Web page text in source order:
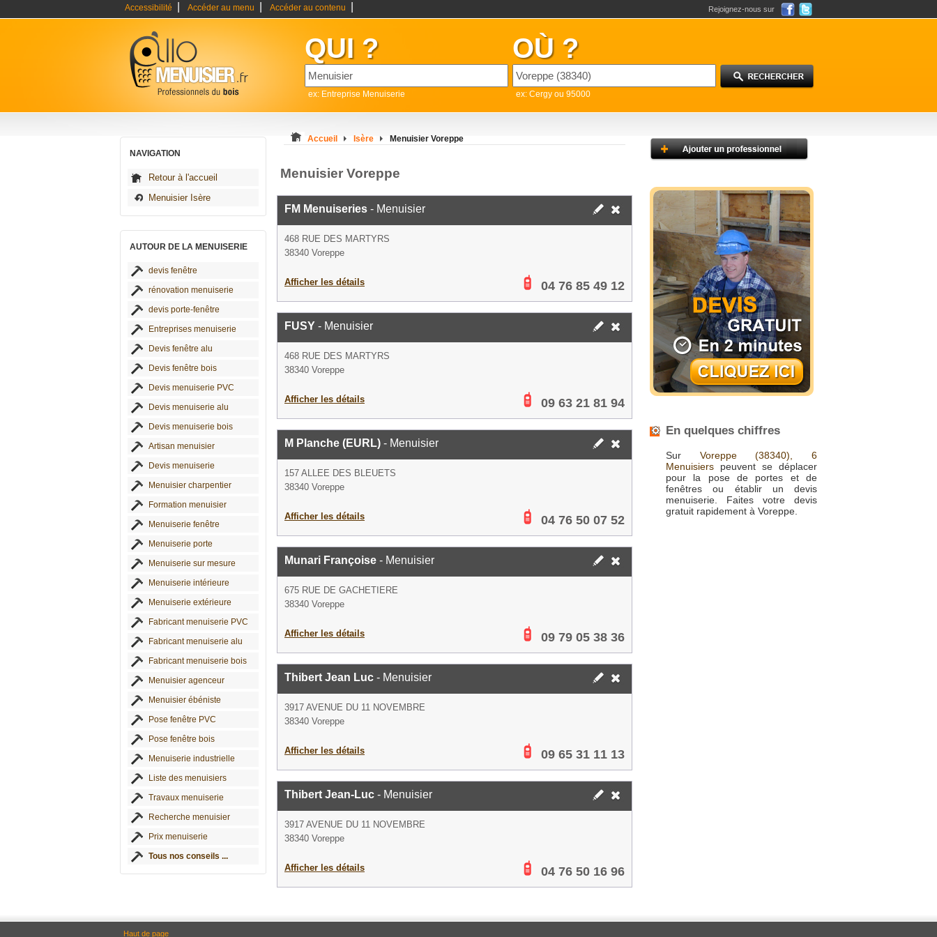
Accessibilité Accéder au menu Accéder au contenu Rejoignez-nous sur
QUI ?
ex: Entreprise Menuiserie
OÙ ?
ex: Cergy ou 95000
NAVIGATION
Retour à l'accueil
Menuisier Isère
AUTOUR DE LA MENUISERIE
devis fenêtre
rénovation menuiserie
devis porte-fenêtre
Entreprises menuiserie
Devis fenêtre alu
Devis fenêtre bois
Devis menuiserie PVC
Devis menuiserie alu
Devis menuiserie bois
Artisan menuisier
Devis menuiserie
Menuisier charpentier
Formation menuisier
Menuiserie fenêtre
Menuiserie porte
Menuiserie sur mesure
Menuiserie intérieure
Menuiserie extérieure
Fabricant menuiserie PVC
Fabricant menuiserie alu
Fabricant menuiserie bois
Menuisier agenceur
Menuisier ébéniste
Pose fenêtre PVC
Pose fenêtre bois
Menuiserie industrielle
Liste des menuisiers
Travaux menuiserie
Recherche menuisier
Prix menuiserie
Tous nos conseils ...
Accueil Isère Menuisier Voreppe
Menuisier Voreppe
FM Menuiseries - Menuisier
468 RUE DES MARTYRS
38340 Voreppe
Afficher les détails 04 76 85 49 12
FUSY - Menuisier
468 RUE DES MARTYRS
38340 Voreppe
Afficher les détails 09 63 21 81 94
M Planche (EURL) - Menuisier
157 ALLEE DES BLEUETS
38340 Voreppe
Afficher les détails 04 76 50 07 52
Munari Françoise - Menuisier
675 RUE DE GACHETIERE
38340 Voreppe
Afficher les détails 09 79 05 38 36
Thibert Jean Luc - Menuisier
3917 AVENUE DU 11 NOVEMBRE
38340 Voreppe
Afficher les détails 09 65 31 11 13
Thibert Jean-Luc - Menuisier
3917 AVENUE DU 11 NOVEMBRE
38340 Voreppe
Afficher les détails 04 76 50 16 96
En quelques chiffres
Sur Voreppe(38340),6
Menuisiers peuvent se déplacer
pour la pose de portes et de
fenêtres ou établir un devis
menuiserie. Faites votre devis
gratuit rapidement à Voreppe.
Haut de page